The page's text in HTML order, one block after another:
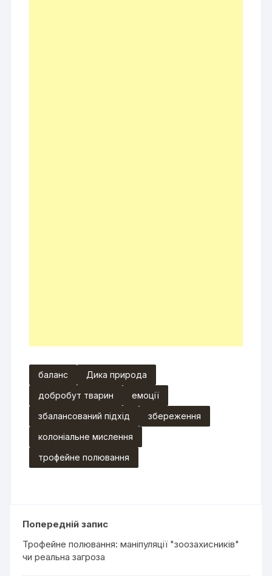
баланс
Дика природа
добробут тварин
емоції
збалансований підхід
збереження
колоніальне мислення
трофейне полювання
Попередній запис
Трофейне полювання: маніпуляції "зоозахисників"
чи реальна загроза